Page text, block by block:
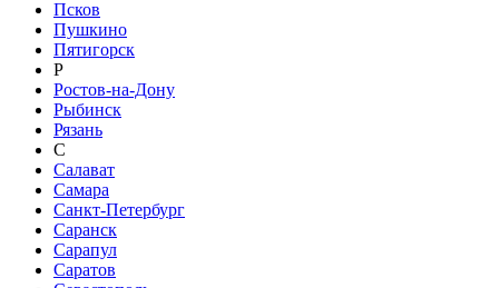
Псков
Пушкино
Пятигорск
Р
Ростов-на-Дону
Рыбинск
Рязань
С
Салават
Самара
Санкт-Петербург
Саранск
Сарапул
Саратов